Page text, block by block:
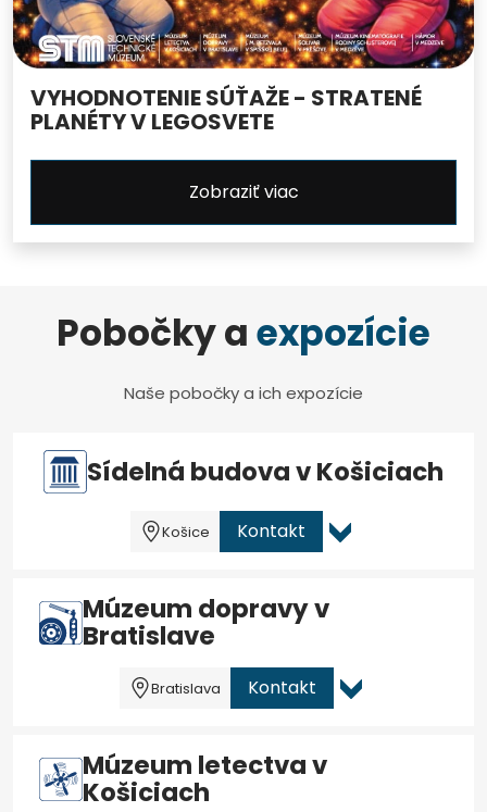
VYHODNOTENIE SÚŤAŽE - STRATENÉ
PLANÉTY V LEGOSVETE
Zobraziť viac
Pobočky aexpozície
Naše pobočky a ich expozície
Sídelná budova v Košiciach
Košice Kontakt
Múzeum dopravy v
Bratislave
Bratislava Kontakt
Múzeum letectva v
Košiciach